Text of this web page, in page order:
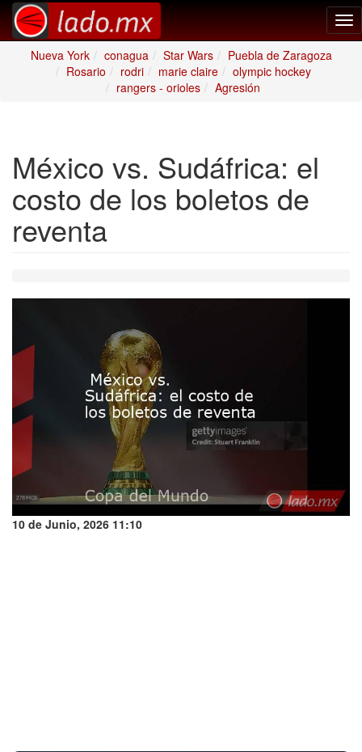
Nueva York
conagua Star Wars
Puebla de Zaragoza
Rosario
rodri marie claire
olympic hockey
rangers - orioles
Agresión
México vs. Sudáfrica: el
costo de los boletos de
reventa
10 de Junio, 2026 11:10